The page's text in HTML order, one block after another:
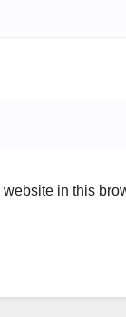
in this